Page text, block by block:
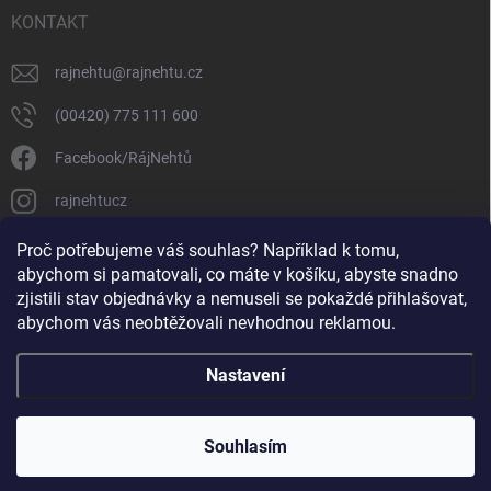
Proč potřebujeme váš souhlas? Například k tomu,
abychom si pamatovali, co máte v košíku, abyste snadno
zjistili stav objednávky a nemuseli se pokaždé přihlašovat,
abychom vás neobtěžovali nevhodnou reklamou.
Nastavení
Souhlasím
KONTAKT
rajnehtu@rajnehtu.cz
(00420) 775 111 600
Facebook/RájNehtů
rajnehtucz
https://www.youtube.com/@RajnehtuCzc
Ráj nehtů . Všechna práva vyhrazena.